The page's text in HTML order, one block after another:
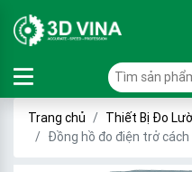
Trang chủ Thiết Bị Đo
Đồng hồ đo điện trở